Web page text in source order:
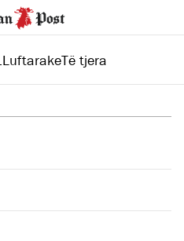
LuftarakeTë tjera